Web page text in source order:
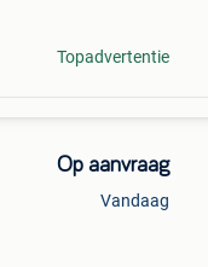
Topadvertentie
Op aanvraag
Vandaag